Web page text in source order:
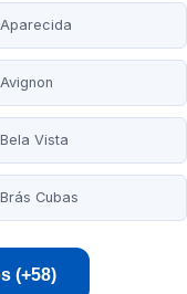
Vista
Cubas
(+58)